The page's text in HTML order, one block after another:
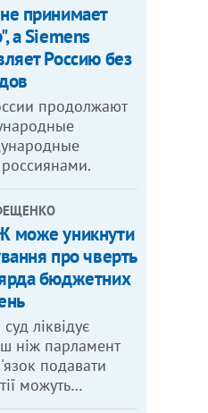
принимает
а Siemens
Россию без
продолжают
може уникнути
про чверть
бюджетних
ліквідує
ніж парламент
подавати
можуть…